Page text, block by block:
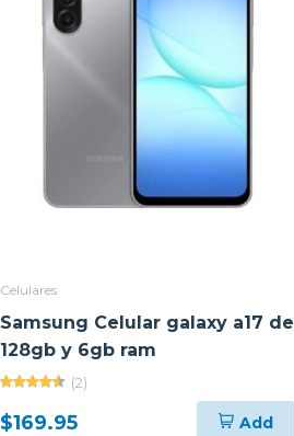
Celulares
Samsung Celular galaxy a17 de
128gb y 6gb ram
(2)
$169.95 Add